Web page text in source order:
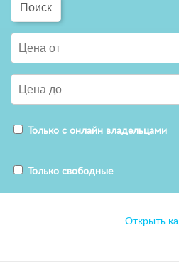
Только с онлайн владельцами
Только свободные
Открыть